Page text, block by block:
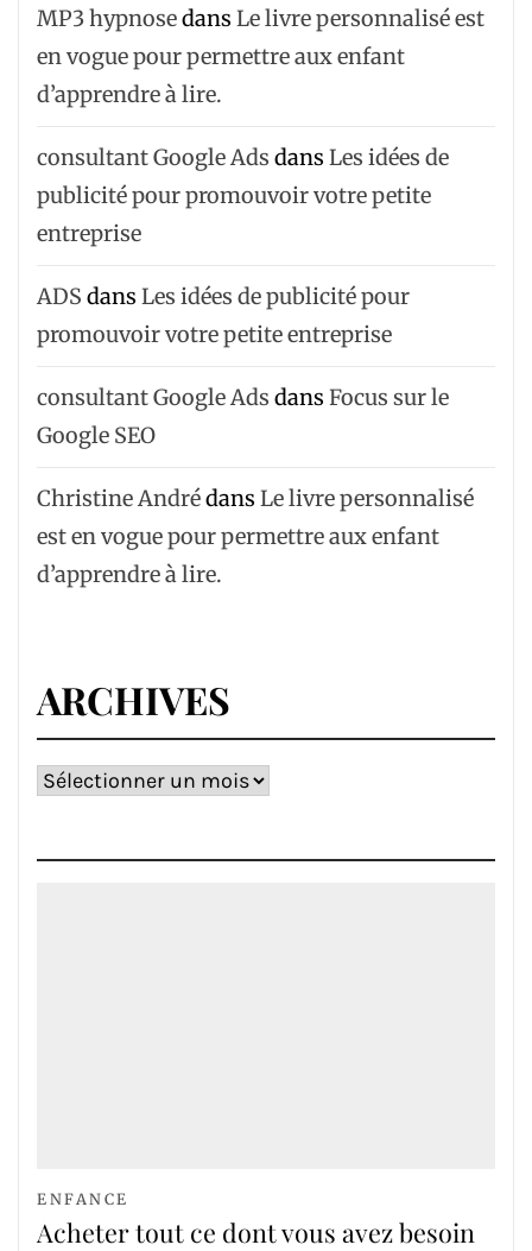
MP3 hypnosedans Le livre personnalisé est
en vogue pour permettre aux enfant
d’apprendre à lire.
consultant Google Ads dans Les idées de
publicité pour promouvoir votre petite
entreprise
ADS dans Les idées de publicité pour
promouvoir votre petite entreprise
consultant Google Ads dans Focus sur le
Google SEO
Christine Andrédans Le livre personnalisé
est en vogue pour permettre aux enfant
d’apprendre à lire.
ARCHIVES
Archives
ENFANCE
Acheter tout ce dont vous avez besoin